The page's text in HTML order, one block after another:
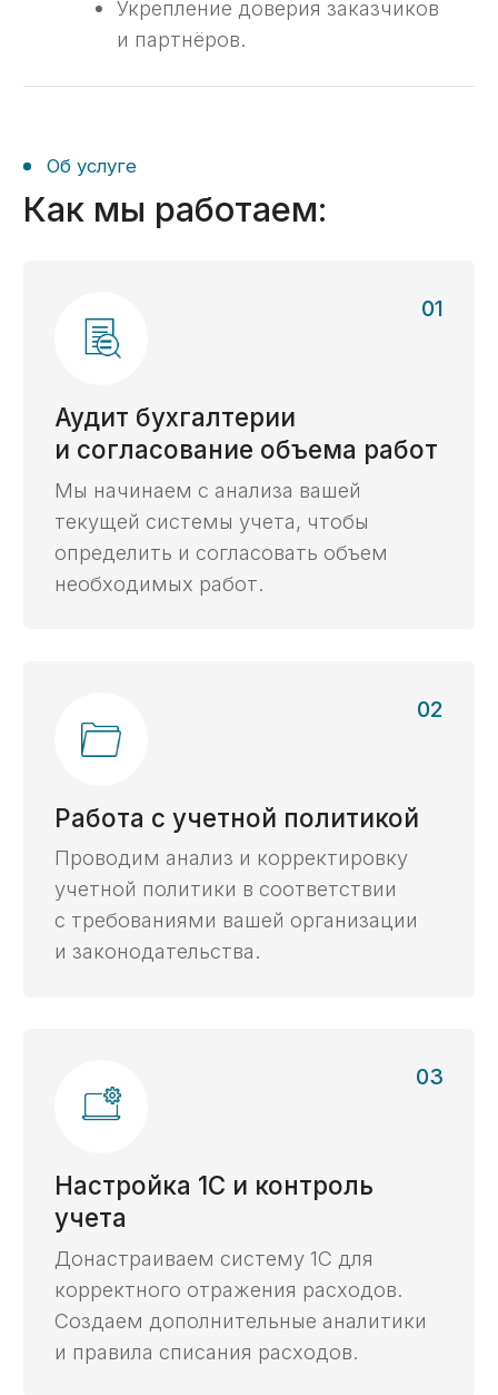
казначейского счета в любом
городе по всей России
Получите бесплатный
анализ контракта,
ответив на 2 вопроса
Проверим корректность условий контракта
для открытия казначейского счета
и расходования средств.
сопровождения доверяют
Многолетняя
экспертиза с 2014 г.
Опираясь на опыт работы в госструктурах
со всех сторон и предлагаем самые
эффективные решения.